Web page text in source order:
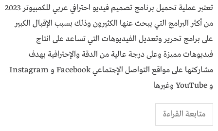
تعتبر عملية تحميل برنامج تصميم فيديو احترافي عربي للكمبيوتر 2023
من أكثر البرامج التي يبحث عنها الكثيرون وذلك بسبب الإقبال الكبير
على برامج تحرير وتعديل الفيديوهات التي تساعد على انتاج
فيديوهات مميزة وعلى درجة عالية من الدقة والإحترافية بهدف
مشاركتها على مواقع التواصل الإجتماعي Facebook و Instagram
و YouTube وغيرها
متابعة القراءة